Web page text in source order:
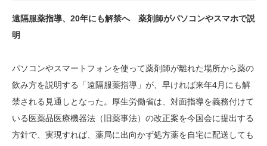
遠隔服薬指導、20年にも解禁へ 薬剤師がパソコンやスマホで説
明
パソコンやスマートフォンを使って薬剤師が離れた場所から薬の
飲み方を説明する「遠隔服薬指導」が、早ければ来年4月にも解
禁される見通しとなった。厚生労働省は、対面指導を義務付けて
いる医薬品医療機器法（旧薬事法）の改正案を今国会に提出する
方針で、実現すれば、薬局に出向かず処方薬を自宅に配送しても